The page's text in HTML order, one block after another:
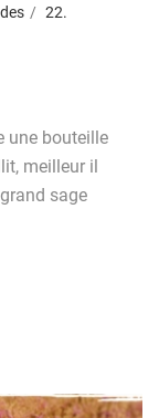
22.
une bouteille
meilleur il
sage